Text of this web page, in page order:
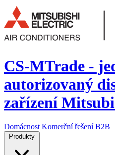
CS-MTrade -
autorizovaný
zařízení
Domácnost Komerční řešeníB2B
Produkty